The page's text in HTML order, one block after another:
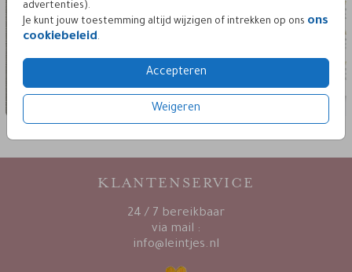
advertenties).
Je kunt jouw toestemming altijd wijzigen of intrekken op ons ons
cookiebeleid.
Accepteren
Weigeren
KLANTENSERVICE
24 / 7 bereikbaar
via mail :
info@leintjes.nl